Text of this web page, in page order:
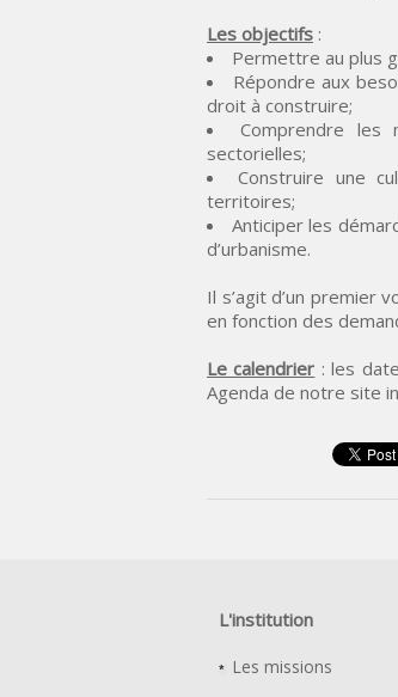
Les objectifs :
Permettre au plus
Répondre aux
droit à construire;
Comprendre les
sectorielles;
Construire une
territoires;
Anticiper les
d’urbanisme.
Il s’agit d’un premier
en fonction des
Le calendrier : les
Agenda de notre site
L'institution
Les missions